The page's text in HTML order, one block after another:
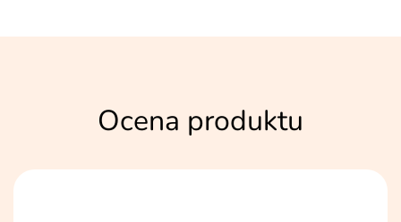
Ocena produktu